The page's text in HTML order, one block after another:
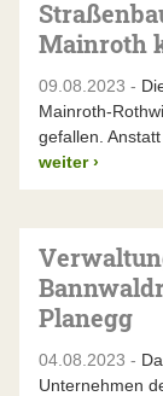
Mainroth
09.08.2023 -
Mainroth-
gefallen.
weiter ›
Planegg
04.08.2023 -
Unternehmen